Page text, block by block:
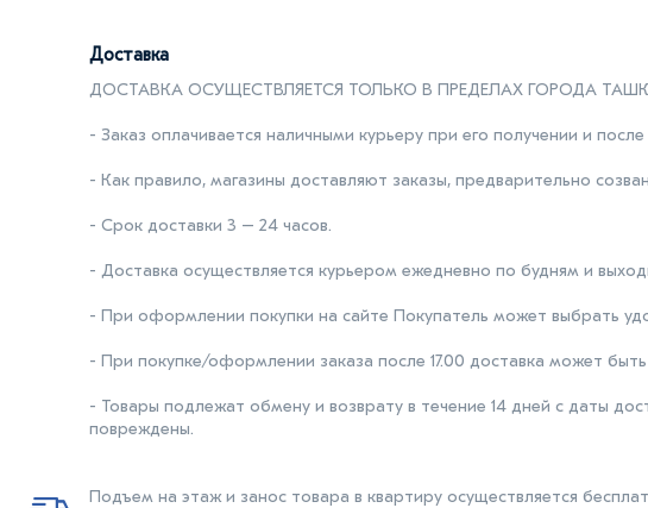
Доставка
ДОСТАВКА ОСУЩЕСТВЛЯЕТСЯ ТОЛЬКО В ПРЕДЕЛАХ ГОРОДА
- Заказ оплачивается наличными курьеру при его получении и
- Как правило, магазины доставляют заказы, предварительно
- Срок доставки 3 – 24 часов.
- Доставка осуществляется курьером ежедневно по будням и
- При оформлении покупки на сайте Покупатель может выбрать
- При покупке/оформлении заказа после 17.00 доставка может
- Товары подлежат обмену и возврату в течение 14 дней с даты
повреждены.
Подъем на этаж и занос товара в квартиру осуществляется